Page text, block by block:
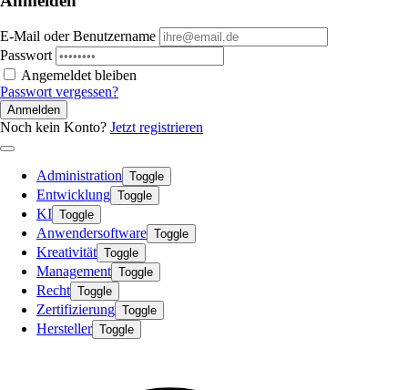
E-Mail oder Benutzername
Passwort
Angemeldet bleiben
Passwort vergessen?
Anmelden
Noch kein Konto? Jetzt registrieren
Administration Toggle
Entwicklung Toggle
KI Toggle
Anwendersoftware Toggle
Kreativität Toggle
Management Toggle
Recht Toggle
Zertifizierung Toggle
Hersteller Toggle